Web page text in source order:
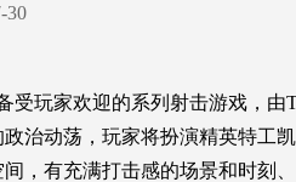
30
受玩家欢迎的系列射击游戏， 由
治动荡，玩家将扮演精英特工
，有充满打击感的场景和时刻